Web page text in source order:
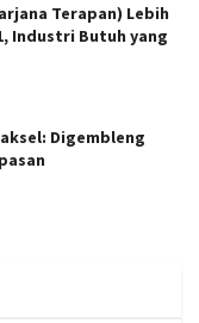
Terapan) Lebih
Industri Butuh yang
Digembleng